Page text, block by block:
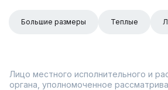
Большие размеры Теплые
Лицо местного исполнительного и
органа, уполномоченное